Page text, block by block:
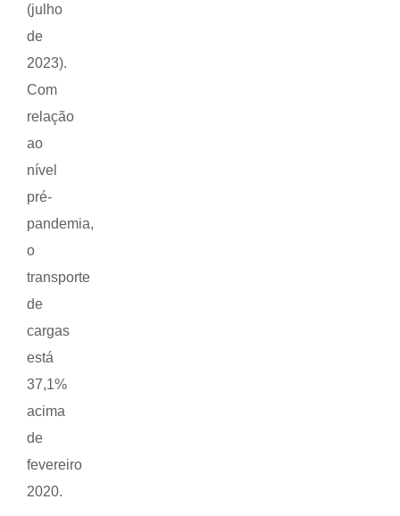
(julho
de
2023).
Com
relação
ao
nível
pré-
pandemia,
o
transporte
de
cargas
está
37,1%
acima
de
fevereiro
2020.